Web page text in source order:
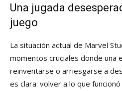
Una jugada
juego
La situación actual de Marvel
momentos cruciales donde una
reinventarse o arriesgarse a
es clara: volver a lo que